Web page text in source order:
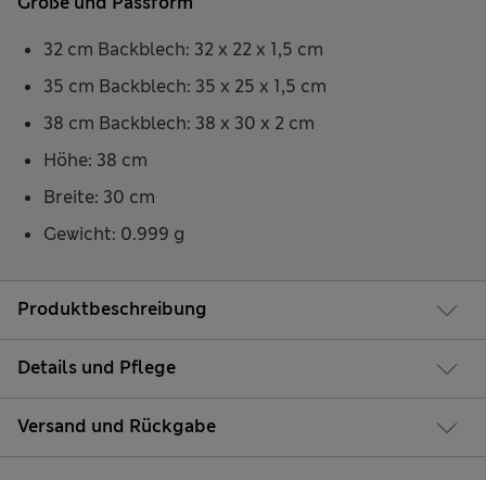
Produktbeschreibung
Details und Pflege
Versand und Rückgabe
32 cm Backblech: 32 x 22 x 1,5 cm
35 cm Backblech: 35 x 25 x 1,5 cm
38 cm Backblech: 38 x 30 x 2 cm
Höhe: 38 cm
Breite: 30 cm
Gewicht: 0.999 g